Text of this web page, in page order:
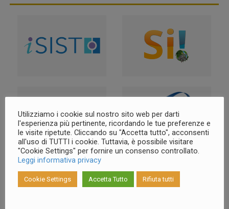
Utilizziamo i cookie sul nostro sito web per darti
l'esperienza più pertinente, ricordando le tue preferenze e
le visite ripetute. Cliccando su "Accetta tutto", acconsenti
all'uso di TUTTI i cookie. Tuttavia, è possibile visitare
"Cookie Settings" per fornire un consenso controllato.
Leggi informativa privacy
Cookie Settings Accetta Tutto Rifiuta tutti